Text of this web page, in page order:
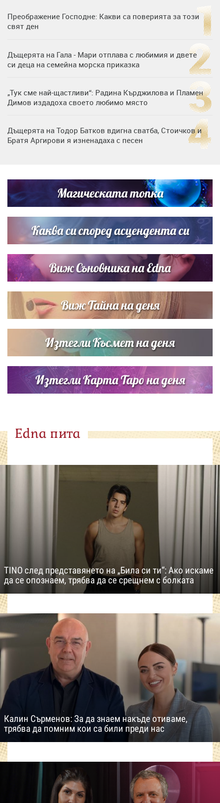
Преображение Господне: Какви са поверията за този
свят ден
Дъщерята на Гала - Мари отплава с любимия и двете
си деца на семейна морска приказка
„Тук сме най-щастливи“: Радина Кърджилова и Пламен
Димов издадоха своето любимо място
Дъщерята на Тодор Батков вдигна сватба, Стоичков и
Братя Аргирови я изненадаха с песен
Списъкът е ясен: Джей Ло и Риана във ВИП гостите на
сватбата на Роналдо
Магическата топка
Каква си според асцендента си
Виж Съновника на Edna
Виж Тайна на деня
Изтегли Късмет на деня
Изтегли Карта Таро на деня
Edna пита
TINO след представянето на „Била си ти“: Ако искаме
да се опознаем, трябва да се срещнем с болката
Калин Сърменов: За да знаем накъде отиваме,
трябва да помним кои са били преди нас